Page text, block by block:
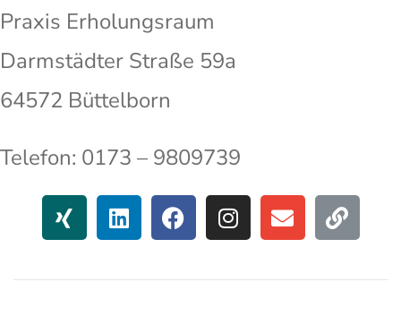
Praxis Erholungsraum
Darmstädter Straße 59a
64572 Büttelborn
Telefon: 0173 – 9809739